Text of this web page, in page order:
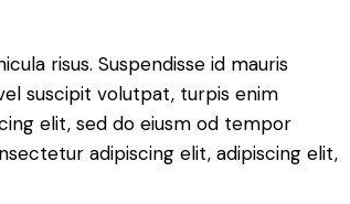
risus. Suspendisse id mauris
suscipit volutpat, turpis enim
elit, sed do eiusm od tempor
adipiscing elit, adipiscing elit,